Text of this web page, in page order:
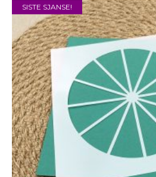
SISTE SJANSE!